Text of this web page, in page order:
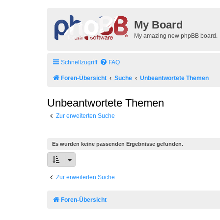
My Board
My amazing new phpBB board.
Schnellzugriff FAQ
Foren-Übersicht Suche Unbeantwortete Themen
Unbeantwortete Themen
Zur erweiterten Suche
Es wurden keine passenden Ergebnisse gefunden.
Zur erweiterten Suche
Foren-Übersicht